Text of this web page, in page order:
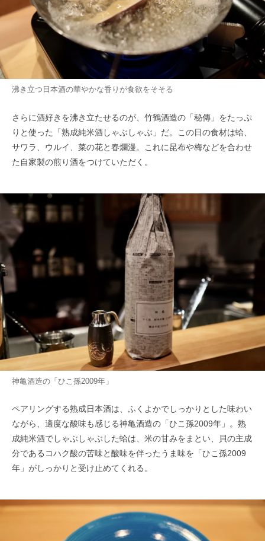
沸き立つ日本酒の華やかな香りが食欲をそそる
さらに酒好きを沸き立たせるのが、竹鶴酒造の「秘傳」をたっぷ
りと使った「熟成純米酒しゃぶしゃぶ」だ。この日の食材は蛤、
サワラ、ウルイ、菜の花と春爛漫。これに昆布や梅などを合わせ
た自家製の煎り酒をつけていただく。
神亀酒造の「ひこ孫2009年」
ペアリングする熟成日本酒は、ふくよかでしっかりとした味わい
ながら、適度な酸味も感じる神亀酒造の「ひこ孫2009年」。熟
成純米酒でしゃぶしゃぶした蛤は、米の甘みをまとい、貝の主成
分であるコハク酸の苦味と酸味を伴ったうま味を「ひこ孫2009
年」がしっかりと受け止めてくれる。